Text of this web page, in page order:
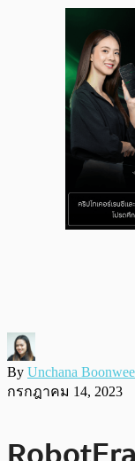
By Unchana
กรกฎาคม 14, 2023